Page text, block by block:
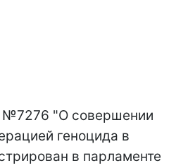
№7276 "О совершении
геноцида в
в парламенте